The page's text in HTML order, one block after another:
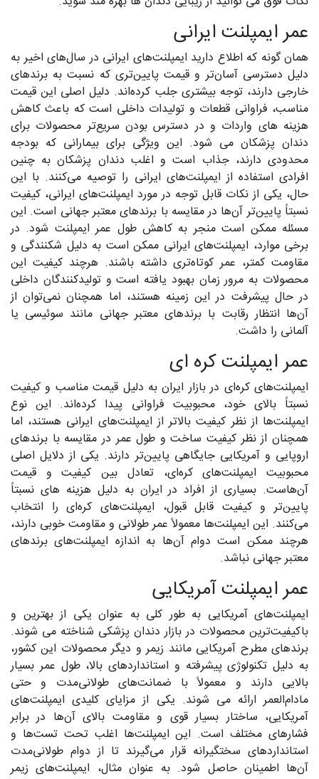
عمر ایمپلنت‌ ایرانی
همان گونه که اطلاع دارید ایمپلنت‌های ایرانی در سال‌های اخیر به
دلیل دسترسی آسان‌تر و قیمت پایین‌تری که نسبت به برندهای
خارجی دارند، توجه بیشتری جلب کرده‌اند. دلیل اصلی این قیمت
مناسب، فراوانی قطعات و تولیدات داخلی است که باعث کاهش
هزینه های واردات و در دسترس بودن سریع‌تر محصولات برای
دندان پزشکان می شود. این ویژگی برای بیمارانی که بودجه
محدودی دارند، جذاب است و اغلب دندان پزشکان به چنین
افرادی استفاده از ایمپلنت‌های ایرانی را توصیه می‌کنند. با این
حال، یکی از نکات قابل توجه در مورد ایمپلنت‌های ایرانی، کیفیت
نسبتاً پایین‌تر آن‌ها در مقایسه با برندهای معتبر جهانی است. این
مسئله ممکن است منجر به کاهش طول عمر ایمپلنت شود. در
برخی موارد، ایمپلنت‌های ایرانی ممکن است به دلیل شکنندگی و
مقاومت کمتر، عمر کوتاه‌تری داشته باشند. هرچند کیفیت این
محصولات به مرور زمان بهبود یافته است و تولیدکنندگان داخلی
در حال پیشرفت در این زمینه هستند، اما همچنان نمی‌توان از
آن‌ها انتظار رقابت با برندهای معتبر جهانی مانند سوئیسی یا
آلمانی را داشت.
عمر ایمپلنت‌ کره ‌ای
ایمپلنت‌های کره‌ای در بازار ایران به دلیل قیمت مناسب و کیفیت
نسبتاً بالای خود، محبوبیت فراوانی پیدا کرده‌اند. این نوع
ایمپلنت‌ها از نظر کیفیت بالاتر از ایمپلنت‌های ایرانی هستند، اما
همچنان از نظر کیفیت ساخت و طول عمر در مقایسه با برندهای
اروپایی و آمریکایی جایگاهی پایین‌تر دارند. یکی از دلایل اصلی
محبوبیت ایمپلنت‌های کره‌ای، تعادل بین کیفیت و قیمت
آن‌هاست. بسیاری از افراد در ایران به دلیل هزینه های نسبتاً
پایین‌تر و کیفیت قابل قبول، ایمپلنت‌های کره‌ای را انتخاب
می‌کنند. این ایمپلنت‌ها معمولاً عمر طولانی و مقاومت خوبی دارند،
هرچند ممکن است دوام آن‌ها به اندازه ایمپلنت‌های برندهای
معتبر جهانی نباشد.
عمر ایمپلنت‌ آمریکایی
ایمپلنت‌های آمریکایی به طور کلی به عنوان یکی از بهترین و
باکیفیت‌ترین محصولات در بازار دندان پزشکی شناخته می شوند.
برندهای مطرح آمریکایی مانند زیمر و دیگر محصولات این کشور،
به دلیل تکنولوژی پیشرفته و استانداردهای بالا، طول عمر بسیار
بالایی دارند و معمولاً با ضمانت‌های طولانی‌مدت و حتی
مادام‌العمر ارائه می شوند. یکی از مزایای کلیدی ایمپلنت‌های
آمریکایی، ساختار بسیار قوی و مقاومت بالای آن‌ها در برابر
فشارهای مختلف است. این ایمپلنت‌ها اغلب تحت تست‌ها و
استانداردهای سختگیرانه قرار می‌گیرند تا از دوام طولانی‌مدت
آن‌ها اطمینان حاصل شود. به عنوان مثال، ایمپلنت‌های زیمر